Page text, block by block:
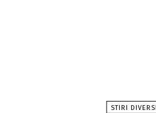
STIRI